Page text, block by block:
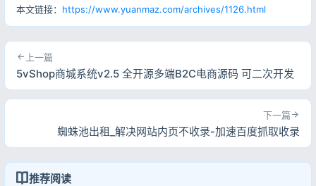
本文链接： https://www.yuanmaz.com/archives/1126.html
上一篇
5vShop商城系统v2.5 全开源多端B2C电商源码 可二次开发
下一篇
蜘蛛池出租_解决网站内页不收录-加速百度抓取收录
推荐阅读